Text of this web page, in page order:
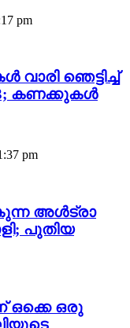
pm
ഞെട്ടിച്ച്
കണക്കുകൾ
pm
അൾട്രാ
പുതിയ
ഒക്കെ ഒരു